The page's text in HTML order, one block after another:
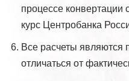
процессе конвертации
курс Центробанка
Все расчеты являются
отличаться от